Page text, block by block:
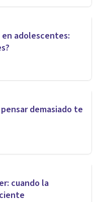
adolescentes:
demasiado te
cuando la